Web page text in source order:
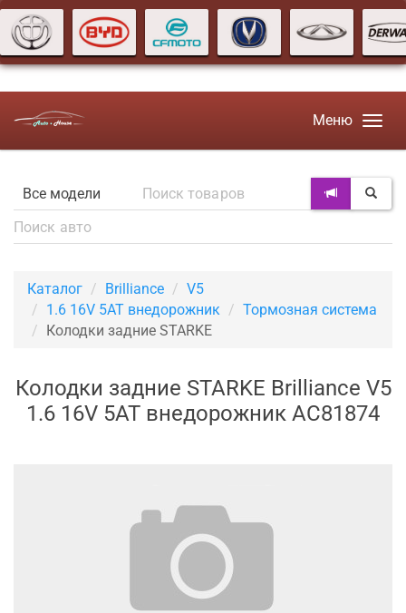
Меню
Каталог Brilliance
V5
1.6 16V 5AT внедорожник
Тормозная система
Колодки задние STARKE
Колодки задние STARKE Brilliance V5
1.6 16V 5AT внедорожник AC81874